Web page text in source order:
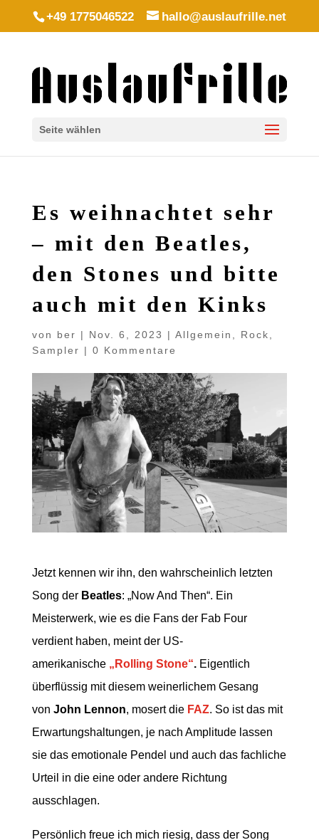
+49 1775046522 hallo@auslaufrille.net
Seite wählen
Es weihnachtet sehr
– mit den Beatles,
den Stones und bitte
auch mit den Kinks
von ber | Nov. 6, 2023 | Allgemein Rock
Sampler | 0 Kommentare
Jetzt kennen wir ihn, den wahrscheinlich letzten
Song der Beatles: „Now And Then“. Ein
Meisterwerk, wie es die Fans der Fab Four
verdient haben, meint der US-
amerikanische „Rolling Stone“.Eigentlich
überflüssig mit diesem weinerlichem Gesang
von John Lennon, mosert die FAZ. So ist das mit
Erwartungshaltungen, je nach Amplitude lassen
sie das emotionale Pendel und auch das fachliche
Urteil in die eine oder andere Richtung
ausschlagen.
Persönlich freue ich mich riesig, dass der Song